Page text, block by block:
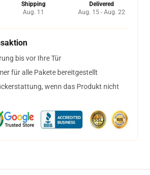
Shipping
Aug. 11
Delivered
Aug. 15 - Aug. 22
bis vor Ihre Tür
für alle Pakete bereitgestellt
wenn das Produkt nicht